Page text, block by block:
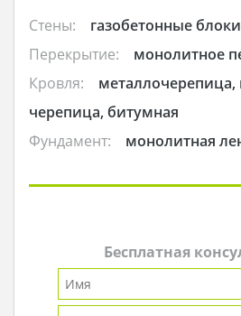
Стены:
газобетонные блоки
Перекрытие:
монолитное
Кровля:
металлочерепица,
черепица, битумная
Фундамент:
монолитная
Бесплатная